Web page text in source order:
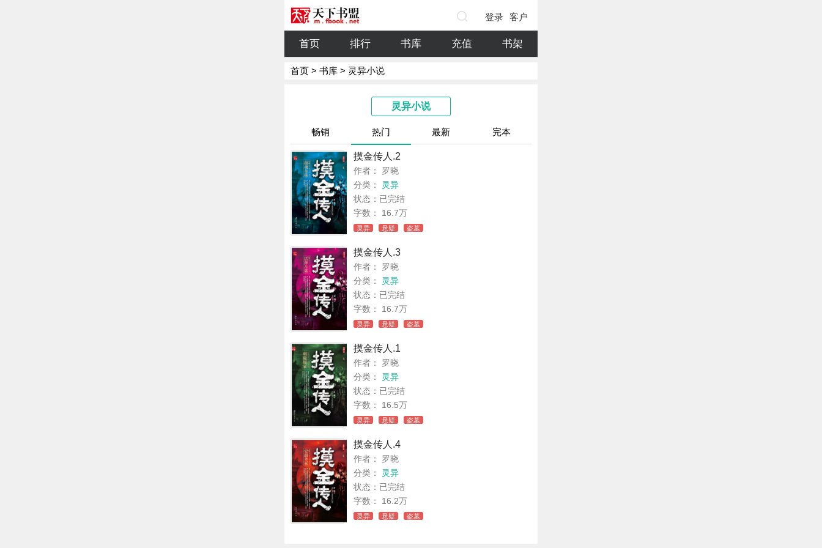
登录 客户
端
首页 排行 书库 充值 书架
首页 > 书库 > 灵异小说
灵异小说
畅销 热门 最新 完本
摸金传人.2
作者： 罗晓
分类：
灵异
状态：已完结
字数： 16.7万
灵异 悬疑 盗墓
摸金传人.3
作者： 罗晓
分类：
灵异
状态：已完结
字数： 16.7万
灵异 悬疑 盗墓
摸金传人.1
作者： 罗晓
分类：
灵异
状态：已完结
字数： 16.5万
灵异 悬疑 盗墓
摸金传人.4
作者： 罗晓
分类：
灵异
状态：已完结
字数： 16.2万
灵异 悬疑 盗墓